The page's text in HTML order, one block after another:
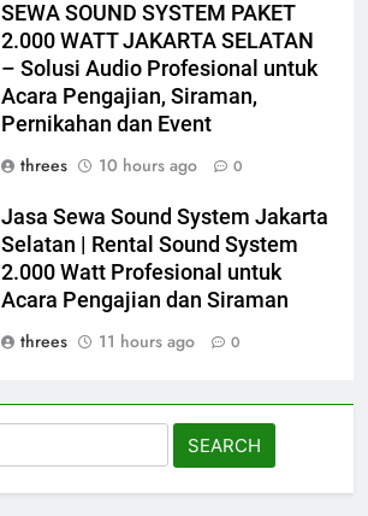
SEWA SOUND SYSTEM PAKET
2.000 WATT JAKARTA SELATAN
– Solusi Audio Profesional untuk
Acara Pengajian, Siraman,
Pernikahan dan Event
threes
10 hours ago 0
Jasa Sewa Sound System Jakarta
Selatan | Rental Sound System
2.000 Watt Profesional untuk
Acara Pengajian dan Siraman
threes
11 hours ago 0